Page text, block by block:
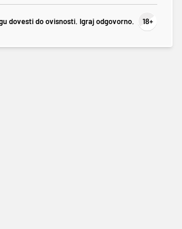
dovesti do ovisnosti. Igraj odgovorno.